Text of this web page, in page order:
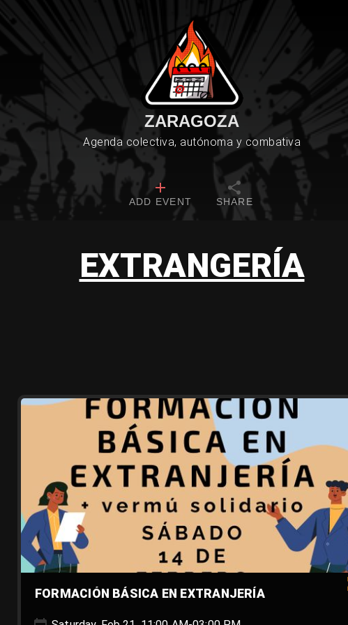
ZARAGOZA
Agenda colectiva, autónoma y combativa
ADD EVENT SHARE
EXTRANGERÍA
FORMACIÓN BÁSICA EN EXTRANJERÍA